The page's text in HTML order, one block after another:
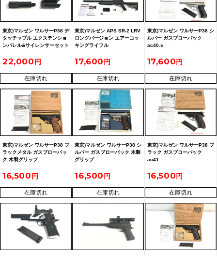
東京)マルゼン ワルサーP38 デ
タッチャブル エクステンショ
ンバレル&サイレンサーセット
22,000
在庫切れ
東京)マルゼン APS SR-2 LRV
ロングバージョン エアーコッ
キングライフル
17,600
在庫切れ
東京)マルゼン ワルサーP38 シ
ルバー ガスブローバック
ac40.s
17,600
在庫切れ
東京)マルゼン ワルサーP38 ブ
ラックメタル ガスブローバッ
ク 木製グリップ
16,500
在庫切れ
東京)マルゼン ワルサーP38 シ
ルバー ガスブローバック 木製
グリップ
16,500
在庫切れ
東京)マルゼン ワルサーP38 ブ
ラック ガスブローバック
ac41
16,500
在庫切れ